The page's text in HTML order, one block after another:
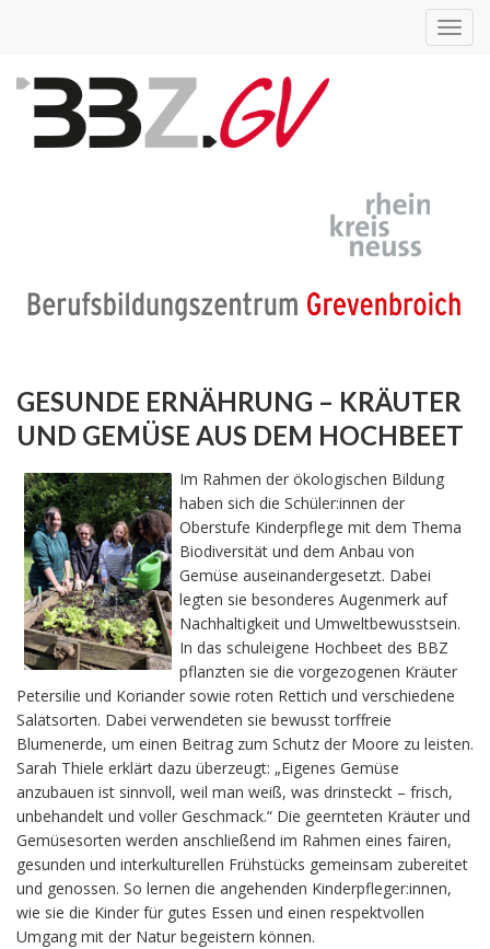
GESUNDE ERNÄHRUNG – KRÄUTER
UND GEMÜSE AUS DEM HOCHBEET
Im Rahmen der ökologischen Bildung
haben sich die Schüler:innen der
Oberstufe Kinderpflege mit dem Thema
Biodiversität und dem Anbau von
Gemüse auseinandergesetzt. Dabei
legten sie besonderes Augenmerk auf
Nachhaltigkeit und Umweltbewusstsein.
In das schuleigene Hochbeet des BBZ
pflanzten sie die vorgezogenen Kräuter
Petersilie und Koriander sowie roten Rettich und verschiedene
Salatsorten. Dabei verwendeten sie bewusst torffreie
Blumenerde, um einen Beitrag zum Schutz der Moore zu leisten.
Sarah Thiele erklärt dazu überzeugt: „Eigenes Gemüse
anzubauen ist sinnvoll, weil man weiß, was drinsteckt – frisch,
unbehandelt und voller Geschmack.“ Die geernteten Kräuter und
Gemüsesorten werden anschließend im Rahmen eines fairen,
gesunden und interkulturellen Frühstücks gemeinsam zubereitet
und genossen. So lernen die angehenden Kinderpfleger:innen,
wie sie die Kinder für gutes Essen und einen respektvollen
Umgang mit der Natur begeistern können.